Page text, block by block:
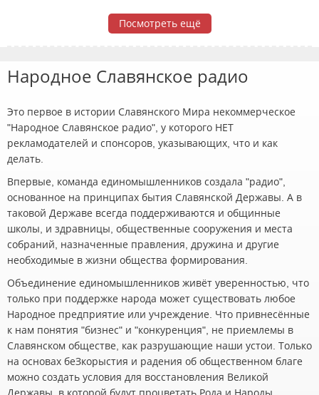
Посмотреть ещё
Народное Славянское радио
Это первое в истории Славянского Мира некоммерческое
"Народное Славянское радио", у которого НЕТ
рекламодателей и спонсоров, указывающих, что и как
делать.
Впервые, команда единомышленников создала "радио",
основанное на принципах бытия Славянской Державы. А в
таковой Державе всегда поддерживаются и общинные
школы, и здравницы, общественные сооружения и места
собраний, назначенные правления, дружина и другие
необходимые в жизни общества формирования.
Объединение единомышленников живёт уверенностью, что
только при поддержке народа может существовать любое
Народное предприятие или учреждение. Что привнесённые
к нам понятия "бизнес" и "конкуренция", не приемлемы в
Славянском обществе, как разрушающие наши устои. Только
на основах беЗкорыстия и радения об общественном благе
можно создать условия для восстановления Великой
Державы, в которой будут процветать Рода и Народы,